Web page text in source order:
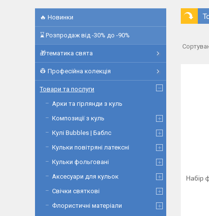
Набір
🔥 Новинки
⌛ Розпродаж від -30% до -90%
🎁тематика свята
👷 Професійна колекція
Товари та послуги
Арки та гірлянди з куль
Композиції з куль
Кулі Bubbles | Баблс
Кульки повітряні латексні
Кульки фольговані
Аксесуари для кульок
Свічки святкові
Флористичні матеріали